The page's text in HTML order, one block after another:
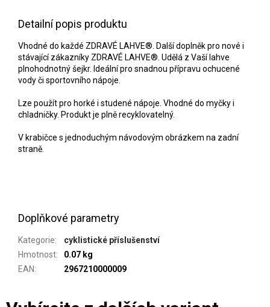
Detailní popis produktu
Vhodné do každé ZDRAVÉ LAHVE®. Další doplněk pro nové i
stávající zákazníky ZDRAVÉ LAHVE®. Udělá z Vaší lahve
plnohodnotný šejkr. Ideální pro snadnou přípravu ochucené
vody či sportovního nápoje.
Lze použít pro horké i studené nápoje. Vhodné do myčky i
chladničky. Produkt je plně recyklovatelný.
V krabičce s jednoduchým návodovým obrázkem na zadní
straně.
Doplňkové parametry
Kategorie:
cyklistické příslušenství
Hmotnost:
0.07 kg
EAN: 2967210000009